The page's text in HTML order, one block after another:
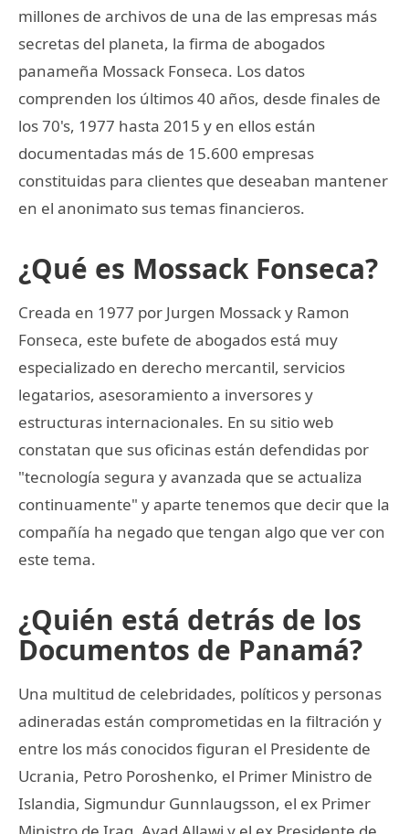
millones de archivos de una de las empresas más
secretas del planeta, la firma de abogados
panameña Mossack Fonseca. Los datos
comprenden los últimos 40 años, desde finales de
los 70's, 1977 hasta 2015 y en ellos están
documentadas más de 15.600 empresas
constituidas para clientes que deseaban mantener
en el anonimato sus temas financieros.
¿Qué es Mossack Fonseca?
Creada en 1977 por Jurgen Mossack y Ramon
Fonseca, este bufete de abogados está muy
especializado en derecho mercantil, servicios
legatarios, asesoramiento a inversores y
estructuras internacionales. En su sitio web
constatan que sus oficinas están defendidas por
"tecnología segura y avanzada que se actualiza
continuamente" y aparte tenemos que decir que la
compañía ha negado que tengan algo que ver con
este tema.
¿Quién está detrás de los
Documentos de Panamá?
Una multitud de celebridades, políticos y personas
adineradas están comprometidas en la filtración y
entre los más conocidos figuran el Presidente de
Ucrania, Petro Poroshenko, el Primer Ministro de
Islandia, Sigmundur Gunnlaugsson, el ex Primer